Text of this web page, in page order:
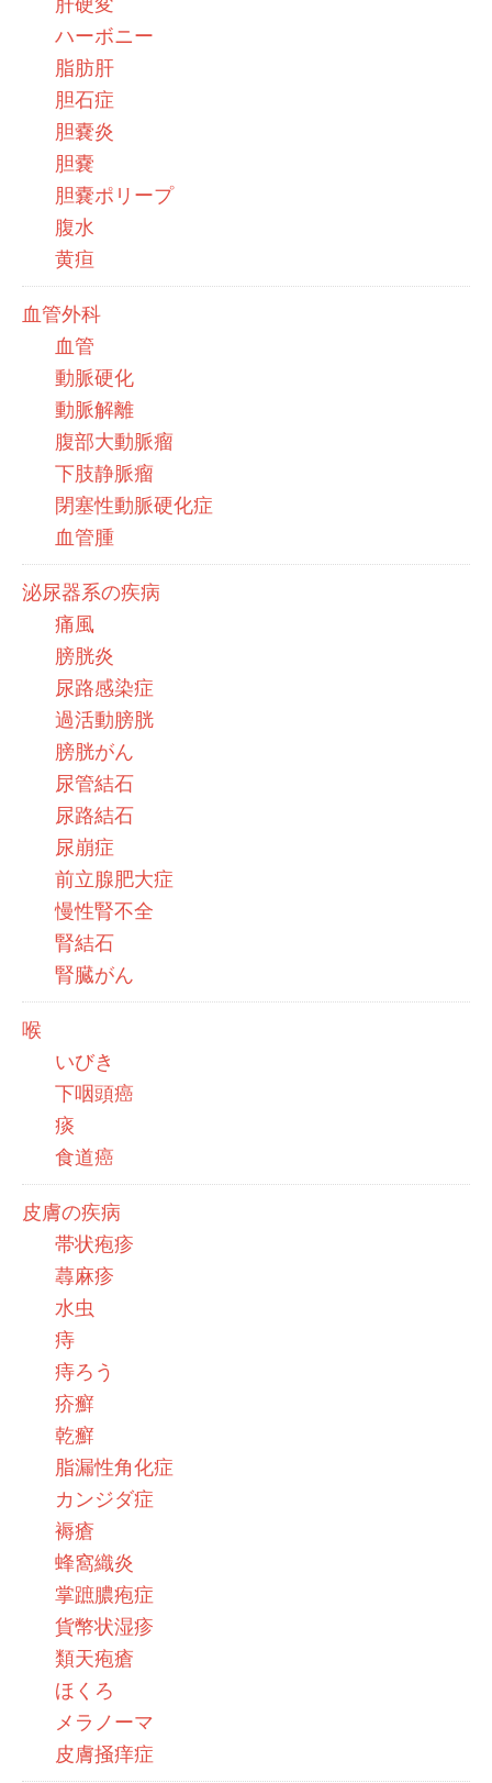
ハーボニー
脂肪肝
胆石症
胆嚢炎
胆嚢
胆嚢ポリープ
腹水
黄疸
血管外科
血管
動脈硬化
動脈解離
腹部大動脈瘤
下肢静脈瘤
閉塞性動脈硬化症
血管腫
泌尿器系の疾病
痛風
膀胱炎
尿路感染症
過活動膀胱
膀胱がん
尿管結石
尿路結石
尿崩症
前立腺肥大症
慢性腎不全
腎結石
腎臓がん
喉
いびき
下咽頭癌
痰
食道癌
皮膚の疾病
帯状疱疹
蕁麻疹
水虫
痔
痔ろう
疥癬
乾癬
脂漏性角化症
カンジダ症
褥瘡
蜂窩織炎
掌蹠膿疱症
貨幣状湿疹
類天疱瘡
ほくろ
メラノーマ
皮膚掻痒症